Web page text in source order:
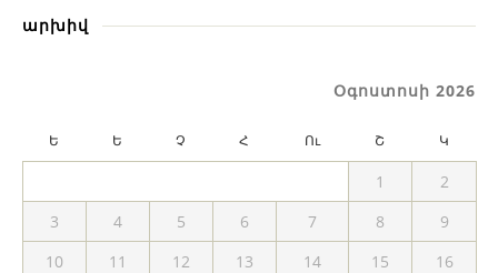
արխիվ
Օգոստոսի 2026
Ե Ե Չ Հ Ու Շ Կ
1
2
3
4 5 6 7 8
9
10
11 12 13 14 15
16